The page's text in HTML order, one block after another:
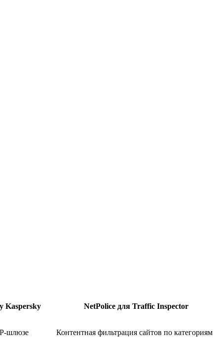
Kaspersky
NetPolice для Traffic Inspector
шлюзе
Контентная фильтрация сайтов по категориям